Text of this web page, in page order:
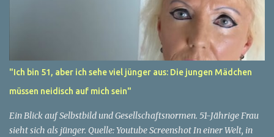
"Ich bin 51, aber ich sehe viel jünger aus: Die jungen Mädchen
müssen neidisch auf mich sein"
Ein Blick auf Selbstbild und Gesellschaftsnormen. 51-Jährige Frau
sieht sich als jünger. Quelle: Youtube Screenshot In einer Welt, in